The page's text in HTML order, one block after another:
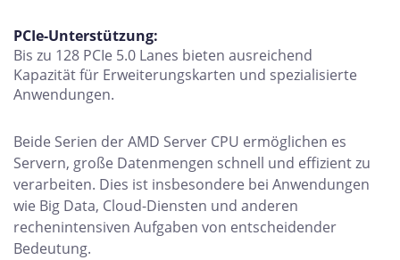
PCIe-Unterstützung:
Bis zu 128 PCIe 5.0 Lanes bieten ausreichend
Kapazität für Erweiterungskarten und spezialisierte
Anwendungen.
Beide Serien der AMD Server CPU ermöglichen es
Servern, große Datenmengen schnell und effizient zu
verarbeiten. Dies ist insbesondere bei Anwendungen
wie Big Data, Cloud-Diensten und anderen
rechenintensiven Aufgaben von entscheidender
Bedeutung.